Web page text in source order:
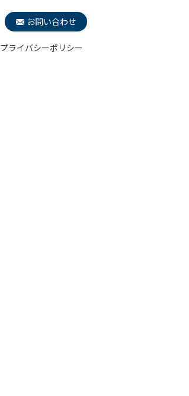
お問い合わせ
プライバシーポリシー